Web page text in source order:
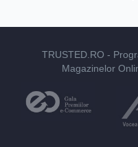
TRUSTED.RO -
Magazinelor